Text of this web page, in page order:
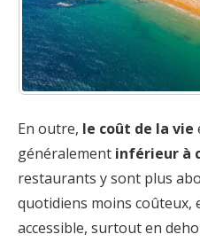
En outre, le coût de la vie
généralement inférieur à
restaurants y sont plus
quotidiens moins coûteux,
accessible, surtout en